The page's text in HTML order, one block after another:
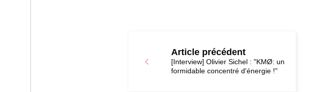
Article précédent
[Interview] Olivier Sichel : "KMØ: un
formidable concentré d'énergie !"